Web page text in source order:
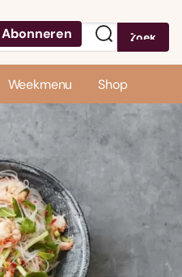
Abonneren Zoek
Weekmenu Shop